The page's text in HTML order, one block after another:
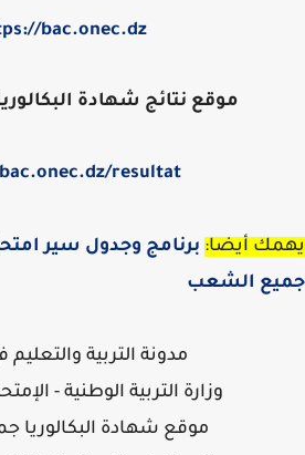
bac.onec.dz/
موقع نتائج شهادة البكالوريا
bac.onec.dz/resultat
أيضا: برنامج وجدول سير
الشعب
مدونة التربية والتعليم في
وزارة التربية الوطنية -
موقع شهادة البكالوريا